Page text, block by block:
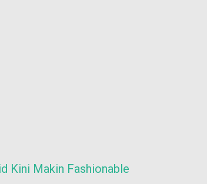
Kini Makin Fashionable